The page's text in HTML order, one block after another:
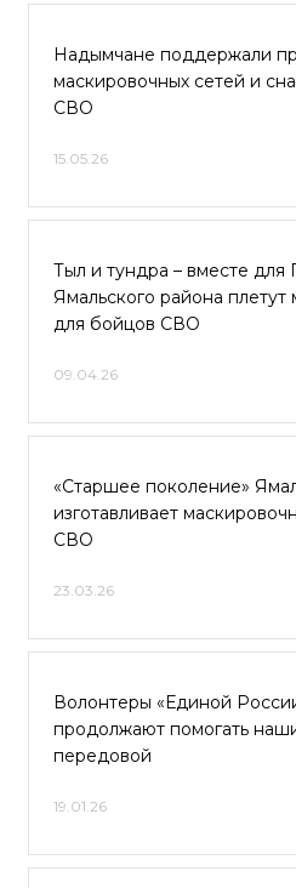
Надымчане поддержали
маскировочных сетей и
СВО
15.05.26
Тыл и тундра – вместе
Ямальского района
для бойцов СВО
09.04.26
«Старшее поколение»
изготавливает
СВО
23.03.26
Волонтеры «Единой
продолжают помогать
передовой
19.01.26